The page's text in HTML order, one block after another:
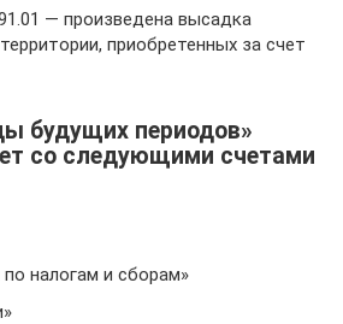
— произведена высадка
приобретенных за счет
будущих периодов»
со следующими счетами
налогам и сборам»